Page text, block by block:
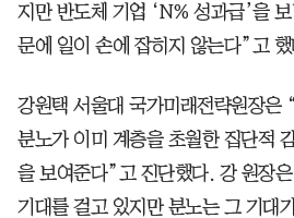
지만 반도체 기업 ‘N% 성과급’을
문에 일이 손에 잡히지 않는다”고
강원택 서울대 국가미래전략원장은
분노가 이미 계층을 초월한 집단적
을 보여준다”고 진단했다. 강 원장
기대를 걸고 있지만 분노는 그 기대